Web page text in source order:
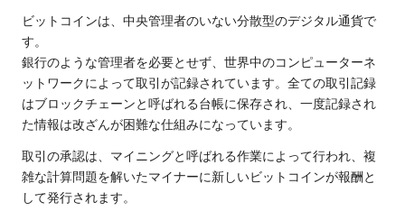
ビットコインは、中央管理者のいない分散型のデジタル通貨で
す。
銀行のような管理者を必要とせず、世界中のコンピューターネ
ットワークによって取引が記録されています。全ての取引記録
はブロックチェーンと呼ばれる台帳に保存され、一度記録され
た情報は改ざんが困難な仕組みになっています。
取引の承認は、マイニングと呼ばれる作業によって行われ、複
雑な計算問題を解いたマイナーに新しいビットコインが報酬と
して発行されます。